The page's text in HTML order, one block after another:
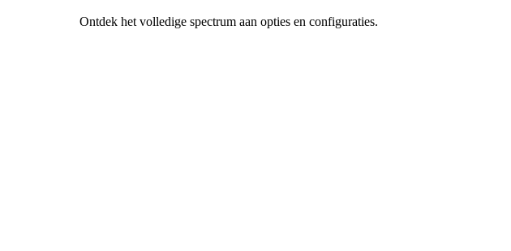
Ontdek het volledige spectrum aan opties en configuraties.